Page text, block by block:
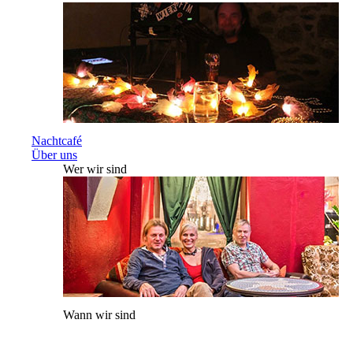
Nachtcafé
Über uns
Wer wir sind
Wann wir sind